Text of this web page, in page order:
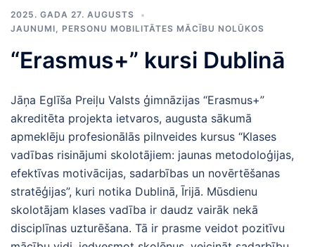
2025. GADA 27. AUGUSTS
JAUNUMI, PERSONU MOBILITĀTES MĀCĪBU NOLŪKOS
“Erasmus+” kursi Dublinā
Jāņa Eglīša Preiļu Valsts ģimnāzijas “Erasmus+”
akreditēta projekta ietvaros, augusta sākumā
apmeklēju profesionālās pilnveides kursus “Klases
vadības risinājumi skolotājiem: jaunas metodoloģijas,
efektīvas motivācijas, sadarbības un novērtēšanas
stratēģijas”, kuri notika Dublinā, Īrijā. Mūsdienu
skolotājam klases vadība ir daudz vairāk nekā
disciplīnas uzturēšana. Tā ir prasme veidot pozitīvu